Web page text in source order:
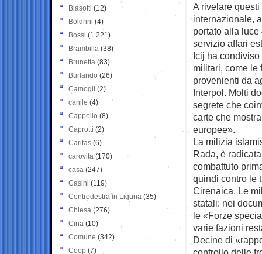
A rivelare
internazionale,
portato alla
servizio affari
Icij ha
militari, come le
provenienti da
Interpol. Molti
segrete che
carte che
europee».
La milizia
Rada, è
combattuto
quindi contro le
Cirenaica. Le
statali: nei
le «Forze
varie fazioni
Decine di
Biasotti (12)
Boldrini (4)
Bossi (1.221)
Brambilla (38)
Brunetta (83)
Burlando (26)
Camogli (2)
canile (4)
Cappello (8)
Caprotti (2)
Caritas (6)
carovita (170)
casa (247)
Casini (119)
Centrodestra in Liguria (35)
Chiesa (276)
Cina (10)
Comune (342)
Coop (7)